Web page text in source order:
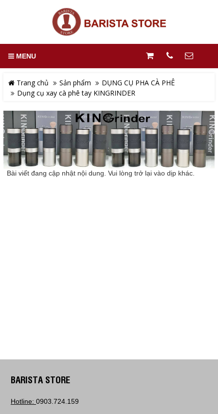
MENU
Trang chủ Sản phẩm
DỤNG CỤ PHA CÀ PHÊ
Dụng cụ xay cà phê tay KINGRINDER
Bài viết đang cập nhật nội dung. Vui lòng trở lại vào dịp khác.
BARISTA STORE
Hotline: 0903.724.159